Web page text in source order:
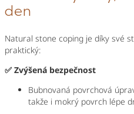
den
Natural stone coping je díky své
praktický:
✅ Zvýšená bezpečnost
Bubnovaná povrchová
takže i mokrý povrch lépe